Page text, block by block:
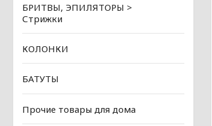
БРИТВЫ, ЭПИЛЯТОРЫ >
Стрижки
КОЛОНКИ
БАТУТЫ
Прочие товары для дома